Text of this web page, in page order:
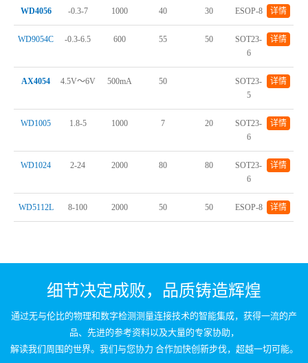
WD4056 -0.3-7 1000 40 30 ESOP-8 详情
WD9054C -0.3-6.5 600 55 50
SOT23-
6
详情
AX4054 4.5V～6V 500mA 50
SOT23-
5
详情
WD1005 1.8-5 1000 7 20
SOT23-
6
详情
WD1024 2-24 2000 80 80
SOT23-
6
详情
WD5112L 8-100 2000 50 50 ESOP-8 详情
细节决定成败，品质铸造辉煌
通过无与伦比的物理和数字检测测量连接技术的智能集成，获得一流的产
品、先进的参考资料以及大量的专家协助，
解读我们周围的世界。我们与您协力 合作加快创新步伐，超越一切可能。